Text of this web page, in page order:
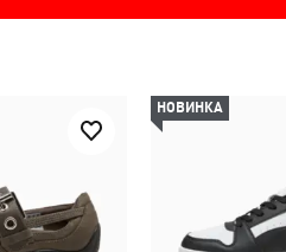
НОВИНКА